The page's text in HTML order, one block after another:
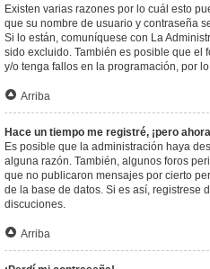
Existen varias razones por lo cuál esto
que su nombre de usuario y contraseña
Si lo están, comuníquese con La
sido excluido. También es posible que el
y/o tenga fallos en la programación, por
Arriba
Hace un tiempo me registré, ¡pero
Es posible que la administración haya
alguna razón. También, algunos foros
que no publicaron mensajes por cierto
de la base de datos. Si es así, registrese
discuciones.
Arriba